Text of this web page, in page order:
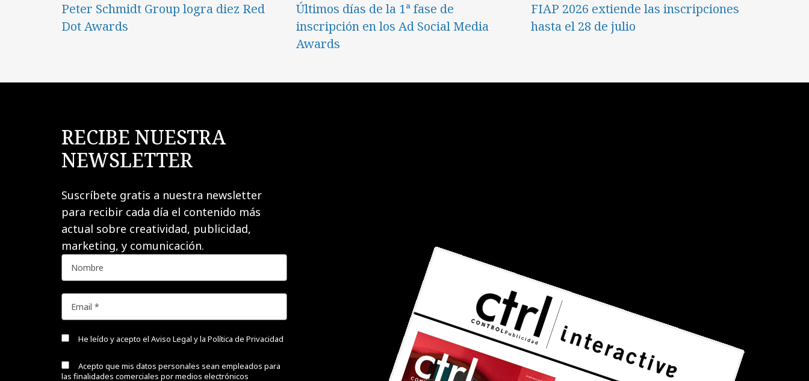
Peter Schmidt Group logra diez Red
Dot Awards
Últimos días de la 1ª fase de
inscripción en los Ad Social Media
Awards
FIAP 2026 extiende las inscripciones
hasta el 28 de julio
RECIBE NUESTRA
NEWSLETTER
Suscríbete gratis a nuestra newsletter
para recibir cada día el contenido más
actual sobre creatividad, publicidad,
marketing, y comunicación.
He leído y acepto el Aviso Legal y la Política de Privacidad
Acepto que mis datos personales sean empleados para
las finalidades comerciales por medios electrónicos